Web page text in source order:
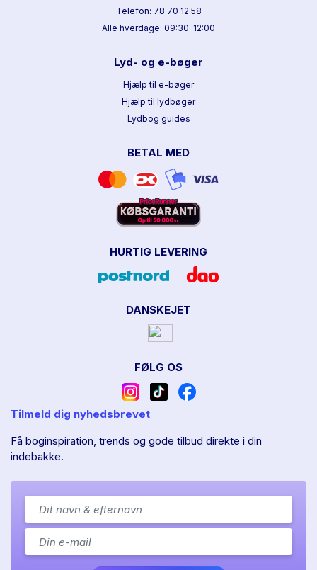
Telefon: 78 70 12 58
Alle hverdage: 09:30-12:00
Lyd- og e-bøger
Hjælp til e-bøger
Hjælp til lydbøger
Lydbog guides
BETAL MED
HURTIG LEVERING
DANSKEJET
FØLG OS
Tilmeld dig nyhedsbrevet
Få boginspiration, trends og gode tilbud direkte i din
indebakke.